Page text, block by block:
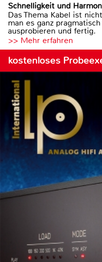
Schnelligkeit und
Das Thema Kabel ist
man es ganz
ausprobieren und fertig.
>> Mehr erfahren
kostenloses